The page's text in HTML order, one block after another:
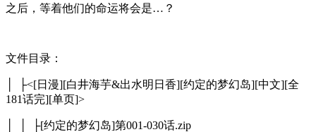
之后，等着他们的命运将会是…？
文件目录：
│ ├<[日漫][白井海芋&出水明日香][约定的梦幻岛][中文][全
181话完][单页]>
│ │ ├[约定的梦幻岛]第001-030话.zip